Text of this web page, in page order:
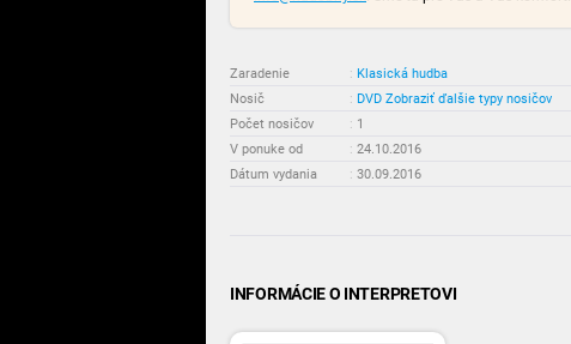
Zaradenie : Klasická hudba
Nosič
: DVD Zobraziť ďalšie typy nosičov
Počet nosičov
: 1
V ponuke od
: 24.10.2016
Dátum vydania
: 30.09.2016
INFORMÁCIE O INTERPRETOVI